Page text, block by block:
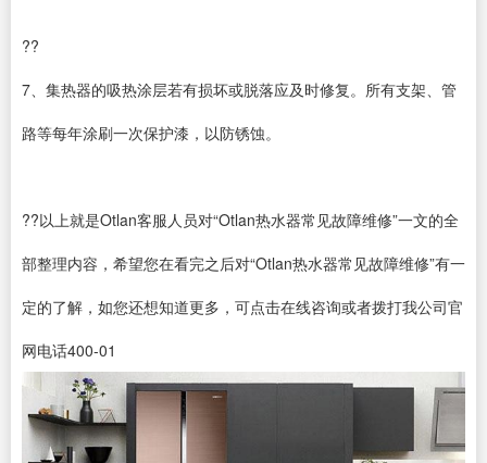
??
7、集热器的吸热涂层若有损坏或脱落应及时修复。所有支架、管
路等每年涂刷一次保护漆，以防锈蚀。
??以上就是Otlan客服人员对“Otlan热水器常见故障维修”一文的全
部整理内容，希望您在看完之后对“Otlan热水器常见故障维修”有一
定的了解，如您还想知道更多，可点击在线咨询或者拨打我公司官
网电话400-01